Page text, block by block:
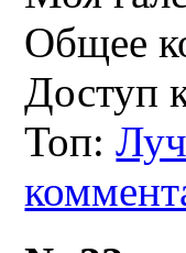
Общее
Доступ
Топ: